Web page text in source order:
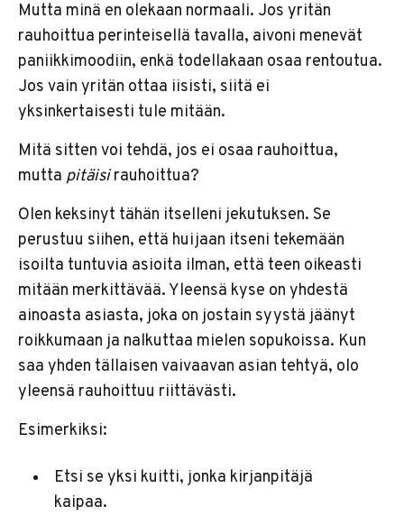
Mutta minä en olekaan normaali. Jos yritän
rauhoittua perinteisellä tavalla, aivoni menevät
paniikkimoodiin, enkä todellakaan osaa rentoutua.
Jos vain yritän ottaa iisisti, siitä ei
yksinkertaisesti tule mitään.
Mitä sitten voi tehdä, jos ei osaa rauhoittua,
mutta pitäisirauhoittua?
Olen keksinyt tähän itselleni jekutuksen. Se
perustuu siihen, että huijaan itseni tekemään
isoilta tuntuvia asioita ilman, että teen oikeasti
mitään merkittävää. Yleensä kyse on yhdestä
ainoasta asiasta, joka on jostain syystä jäänyt
roikkumaan ja nalkuttaa mielen sopukoissa. Kun
saa yhden tällaisen vaivaavan asian tehtyä, olo
yleensä rauhoittuu riittävästi.
Esimerkiksi:
Etsi se yksi kuitti, jonka kirjanpitäjä
kaipaa.